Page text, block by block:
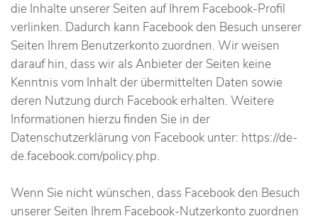
die Inhalte unserer Seiten auf Ihrem Facebook-Profil
verlinken. Dadurch kann Facebook den Besuch unserer
Seiten Ihrem Benutzerkonto zuordnen. Wir weisen
darauf hin, dass wir als Anbieter der Seiten keine
Kenntnis vom Inhalt der übermittelten Daten sowie
deren Nutzung durch Facebook erhalten. Weitere
Informationen hierzu finden Sie in der
Datenschutzerklärung von Facebook unter: https://de-
de.facebook.com/policy.php.
Wenn Sie nicht wünschen, dass Facebook den Besuch
unserer Seiten Ihrem Facebook-Nutzerkonto zuordnen